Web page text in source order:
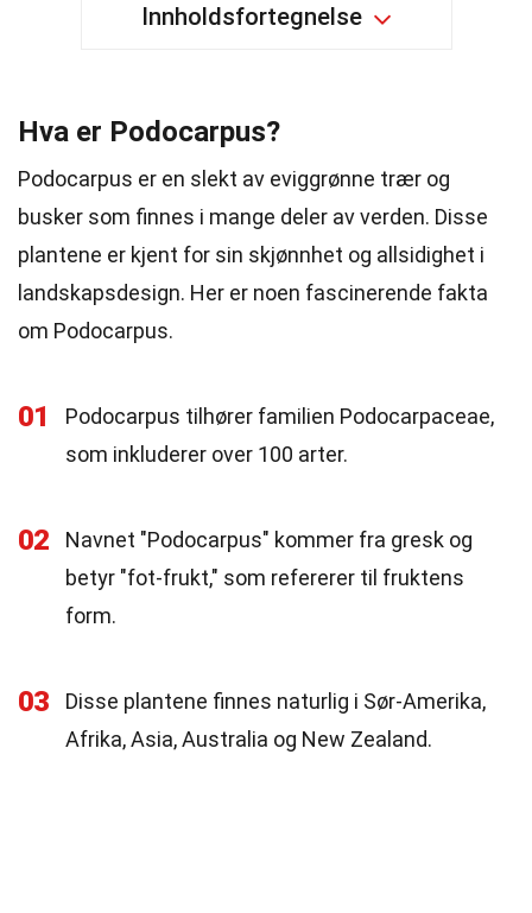
Innholdsfortegnelse
Hva er Podocarpus?
Podocarpus er en slekt av eviggrønne trær og
busker som finnes i mange deler av verden. Disse
plantene er kjent for sin skjønnhet og allsidighet i
landskapsdesign. Her er noen fascinerende fakta
om Podocarpus.
01
Podocarpus tilhører familien Podocarpaceae,
som inkluderer over 100 arter.
02
Navnet "Podocarpus" kommer fra gresk og
betyr "fot-frukt," som refererer til fruktens
form.
03
Disse plantene finnes naturlig i Sør-Amerika,
Afrika, Asia, Australia og New Zealand.